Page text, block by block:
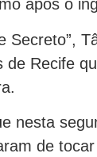
após o
Secreto”,
de Recife
nesta
de